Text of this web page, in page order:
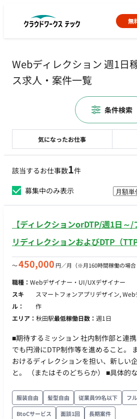
無
Webディレクション 週1日
ス求人・案件一覧
該当するお仕事数1件
募集中のみ表示
【ディレクションorDTP/週1日～
リディレクションおよびDTP（
〜450,000 円／月 （※月160時間稼働の場合
職種： Webデザイナー・UI/UXデザイナー
スキ
ル：
スマートフォンアプリデザイン,
作
エリア： 秋田駅最低稼働日数： 週1日
■期待するミッション 社内制作部と連
でも円滑にDTP制作等を進めること。
おけるディレクションを担い、新しい
と。 （またはそのどちらか） ■具体的な業務内容 ・アプリのデ
ームページ関連の作業 ・社内制作部
リディレクションとDTP作業の両方を
服装自由 髪型自由 従業員99名以下
フ
BtoCサービス
面談1回 長期案件
気になったお仕事
条件検索